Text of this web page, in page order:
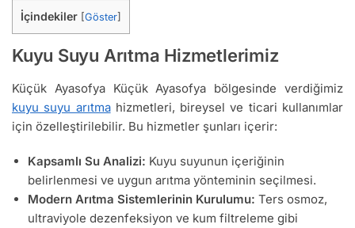
İçindekiler Göster
Kuyu Suyu Arıtma Hizmetlerimiz
Küçük Ayasofya Küçük Ayasofya bölgesinde verdiğimiz
kuyu suyu arıtmahizmetleri, bireysel ve ticari kullanımlar
için özelleştirilebilir. Bu hizmetler şunları içerir:
Kapsamlı Su Analizi: Kuyu suyunun içeriğinin
belirlenmesi ve uygun arıtma yönteminin seçilmesi.
Modern Arıtma Sistemlerinin Kurulumu: Ters osmoz,
ultraviyole dezenfeksiyon ve kum filtreleme gibi